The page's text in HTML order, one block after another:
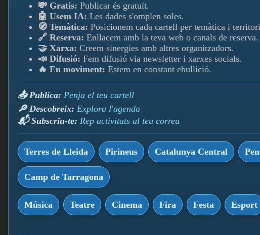
💸 Gratis: Publicar és gratuït.
🤖 Usem IA: Les dades s'omplen soles.
🧭 Temàtica: Posicionem cada cartell per temàtica i
🔗 Reserva: Enllacem amb la teva web o canals de reserva.
🤝 Xarxa: Creem sinergies amb altres organitzadors.
📣 Difusió: Fem difusió via newsletter i xarxes socials.
🔥 En moviment: Estem en constant ebullició.
📤 Publica: Penja el teu cartell
🔎 Descobreix: Explora l'agenda
📬 Subscriu-te: Rep activitats al teu correu
Terres de Lleida Pirineus Catalunya Central
Camp de Tarragona
Música Teatre Cinema Fira Festa Esport